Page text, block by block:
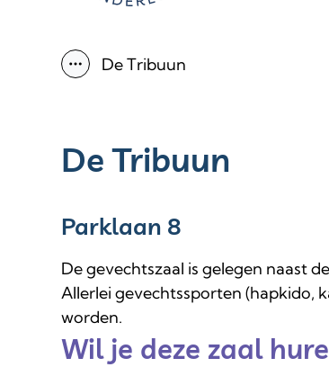
Toon alle broodkruimel items
De Tribuun
De Tribuun
Parklaan 8
De gevechtszaal is gelegen naast
Allerlei gevechtssporten (hapkido,
worden.
Wil je deze zaal